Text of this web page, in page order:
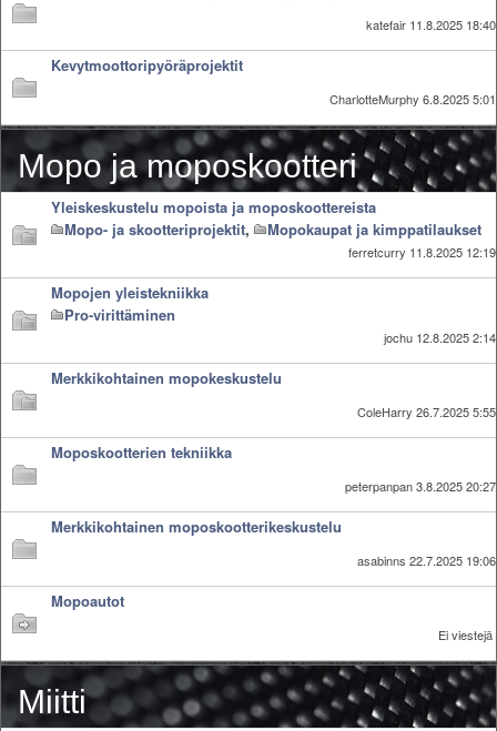
katefair 11.8.2025 18:40
Kevytmoottoripyöräprojektit
CharlotteMurphy 6.8.2025 5:01
Mopo ja moposkootteri
Yleiskeskustelu mopoista ja moposkoottereista
Mopo- ja skootteriprojektit, Mopokaupat ja kimppatilaukset
ferretcurry 11.8.2025 12:19
Mopojen yleistekniikka
Pro-virittäminen
jochu 12.8.2025 2:14
Merkkikohtainen mopokeskustelu
ColeHarry 26.7.2025 5:55
Moposkootterien tekniikka
peterpanpan3.8.2025 20:27
Merkkikohtainen moposkootterikeskustelu
asabinns 22.7.2025 19:06
Mopoautot
Ei viestejä
Miitti